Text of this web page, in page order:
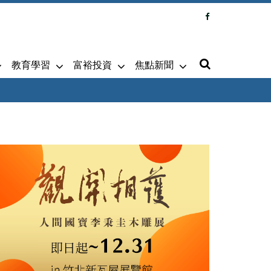
教育學習 富裕投資 焦點新聞